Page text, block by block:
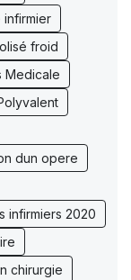
infirmier
froid
Medicale
dun opere
infirmiers 2020
chirurgie